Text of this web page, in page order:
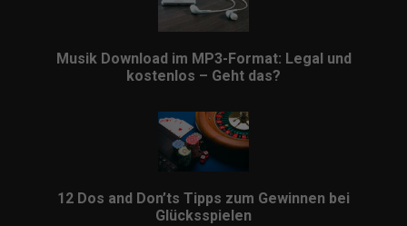
Musik Download im MP3-Format: Legal und
kostenlos – Geht das?
12 Dos and Don’ts Tipps zum Gewinnen bei
Glücksspielen